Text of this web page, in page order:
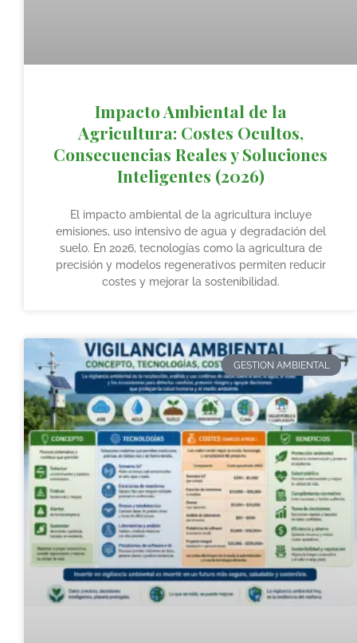
Impacto Ambiental de la
Agricultura: Costes Ocultos,
Consecuencias Reales y Soluciones
Inteligentes (2026)
El impacto ambiental de la agricultura incluye
emisiones, uso intensivo de agua y degradación del
suelo. En 2026, tecnologías como la agricultura de
precisión y modelos regenerativos permiten reducir
costes y mejorar la sostenibilidad.
GESTION AMBIENTAL